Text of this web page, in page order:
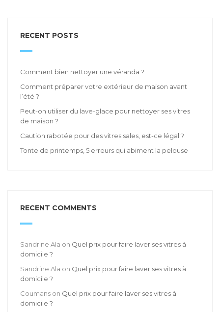
RECENT POSTS
Comment bien nettoyer une véranda ?
Comment préparer votre extérieur de maison avant
l’été ?
Peut-on utiliser du lave-glace pour nettoyer ses vitres
de maison ?
Caution rabotée pour des vitres sales, est-ce légal ?
Tonte de printemps, 5 erreurs qui abiment la pelouse
RECENT COMMENTS
Sandrine Ala on Quel prix pour faire laver ses vitres à
domicile ?
Sandrine Ala on Quel prix pour faire laver ses vitres à
domicile ?
Coumans on Quel prix pour faire laver ses vitres à
domicile ?